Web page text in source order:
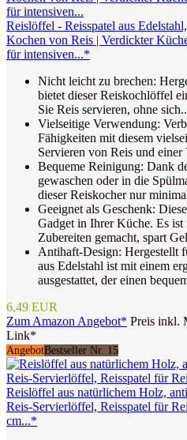
Reislöffel - Reisspatel aus
Kochen von Reis | Verdickter
für intensiven...*
Nicht leicht zu brechen:
bietet dieser Reiskochlöffel
Sie Reis servieren, ohne
Vielseitige Verwendung:
Fähigkeiten mit diesem
Servieren von Reis und einer
Bequeme Reinigung: Dank
gewaschen oder in die
dieser Reiskocher nur
Geeignet als Geschenk:
Gadget in Ihrer Küche. Es ist
Zubereiten gemacht, spart
Antihaft-Design: Hergestellt
aus Edelstahl ist mit einem
ausgestattet, der einen
6,49 EUR
Zum Amazon Angebot* Preis inkl.
Link*
AngebotBestseller Nr. 15
Reislöffel aus natürlichem Holz,
Reis-Servierlöffel, Reisspatel für
cm...*